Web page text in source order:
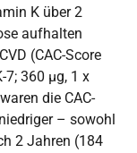
K über 2
aufhalten
(CAC-Score
360 µg, 1 x
die CAC-
– sowohl
2 Jahren (184